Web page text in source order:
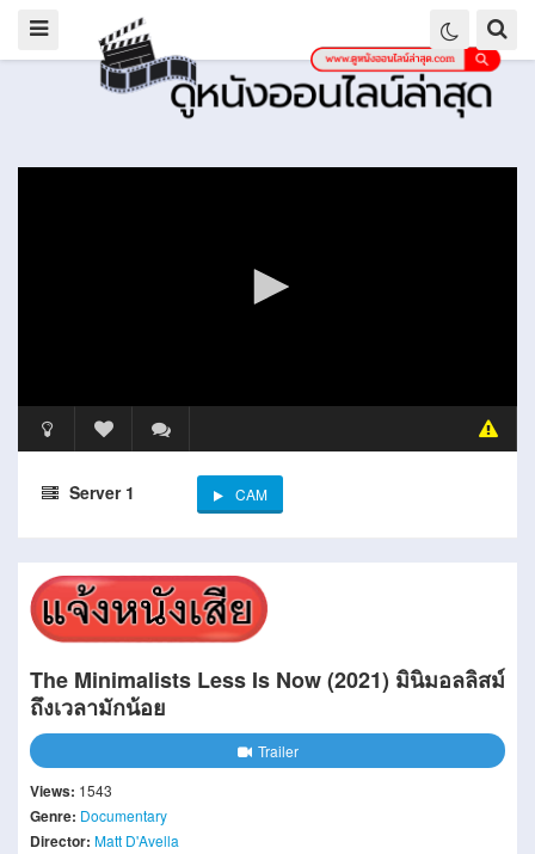
Server 1 CAM
The Minimalists Less Is Now (2021) มินิมอลลิสม์
ถึงเวลามักน้อย
Trailer
Views: 1543
Genre: Documentary
Director: Matt D'Avella